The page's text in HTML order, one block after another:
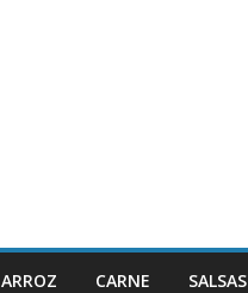
ARROZ CARNE SALSAS